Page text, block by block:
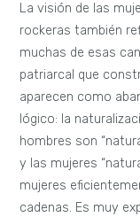
La visión de las
rockeras también
muchas de esas
patriarcal que
aparecen como
lógico: la
hombres son
y las mujeres
mujeres
cadenas. Es muy